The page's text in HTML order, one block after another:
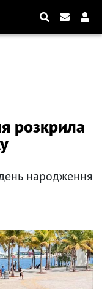
розкрила
народження